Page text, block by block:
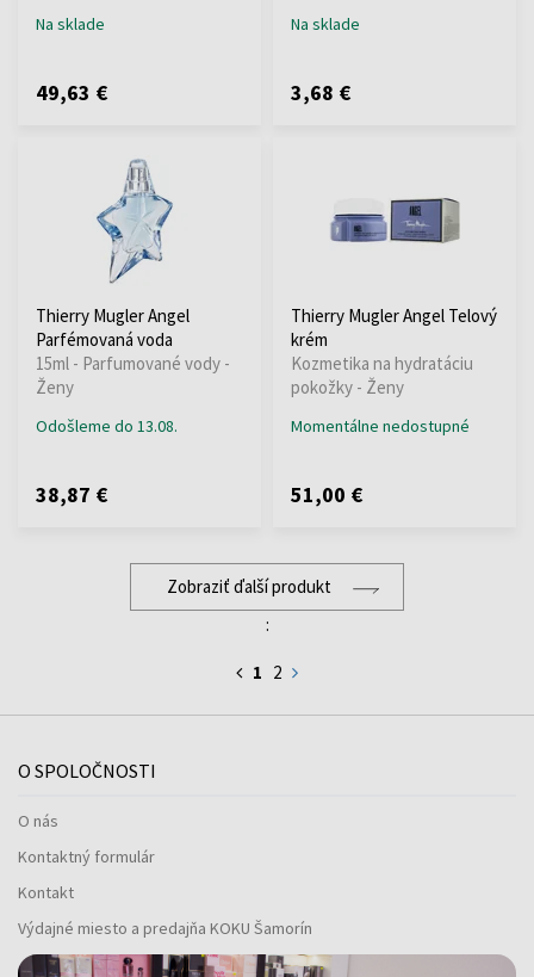
Na sklade
49,63 €
Na sklade
3,68 €
Thierry Mugler Angel
Parfémovaná voda
15ml - Parfumované vody -
Ženy
Odošleme do 13.08.
38,87 €
Thierry Mugler Angel Telový
krém
Kozmetika na hydratáciu
pokožky - Ženy
Momentálne nedostupné
51,00 €
Zobraziť ďalší produkt
:
1 2
O SPOLOČNOSTI
O nás
Kontaktný formulár
Kontakt
Výdajné miesto a predajňa KOKU Šamorín